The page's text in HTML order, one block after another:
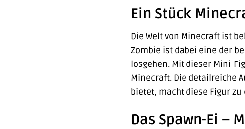
Ein Stück
Die Welt von Minecraft ist
Zombie ist dabei eine der
losgehen. Mit dieser Mini-
Minecraft. Die detailreiche
bietet, macht diese Figur
Das Spawn-Ei –